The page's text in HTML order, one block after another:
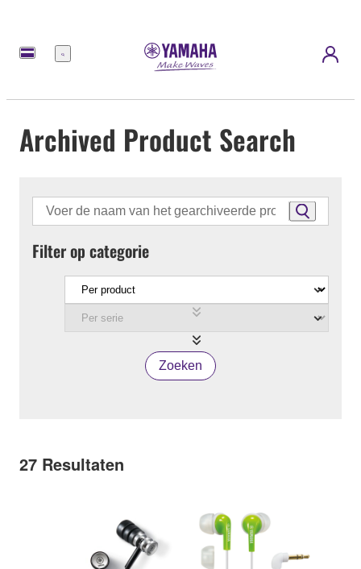
Menu
Archived Product Search
Filter op categorie
Zoeken
27 Resultaten